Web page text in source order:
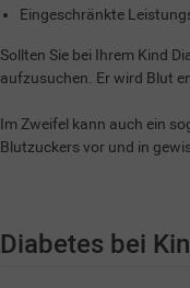
Eingeschränkte
Sollten Sie bei Ihrem Kind
aufzusuchen. Er wird Blut
Im Zweifel kann auch ein
Blutzuckers vor und in
Diabetes bei